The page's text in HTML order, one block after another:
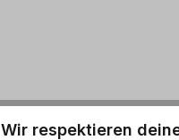
Wir respektieren